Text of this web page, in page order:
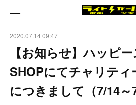
2020.07.14 09:47
【お知らせ】ハッピ
SHOPにてチャリティ
につきまして（7/14～